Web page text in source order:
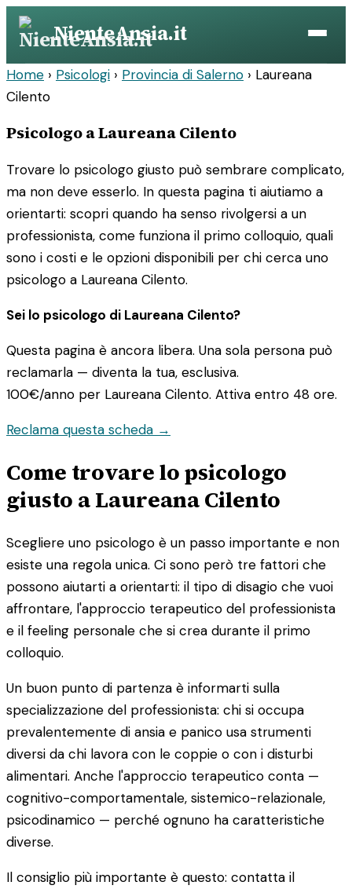
Vai
contenuto
NienteAnsia.it
Home › Psicologi › Provincia di Salerno › Laureana
Cilento
Psicologo a Laureana Cilento
Trovare lo psicologo giusto può sembrare complicato,
ma non deve esserlo. In questa pagina ti aiutiamo a
orientarti: scopri quando ha senso rivolgersi a un
professionista, come funziona il primo colloquio, quali
sono i costi e le opzioni disponibili per chi cerca uno
psicologo a Laureana Cilento.
Sei lo psicologo di Laureana Cilento?
Questa pagina è ancora libera. Una sola persona può
reclamarla — diventa la tua, esclusiva.
100€/anno per Laureana Cilento. Attiva entro 48 ore.
Reclama questa scheda →
Come trovare lo psicologo
giusto a Laureana Cilento
Scegliere uno psicologo è un passo importante e non
esiste una regola unica. Ci sono però tre fattori che
possono aiutarti a orientarti: il tipo di disagio che vuoi
affrontare, l'approccio terapeutico del professionista
e il feeling personale che si crea durante il primo
colloquio.
Un buon punto di partenza è informarti sulla
specializzazione del professionista: chi si occupa
prevalentemente di ansia e panico usa strumenti
diversi da chi lavora con le coppie o con i disturbi
alimentari. Anche l'approccio terapeutico conta —
cognitivo-comportamentale, sistemico-relazionale,
psicodinamico — perché ognuno ha caratteristiche
diverse.
Il consiglio più importante è questo: contatta il